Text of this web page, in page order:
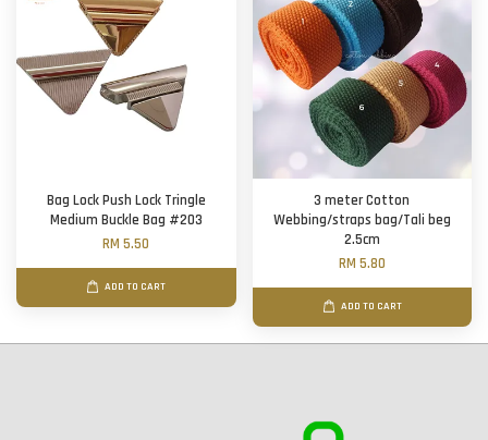
Bag Lock Push Lock Tringle
Medium Buckle Bag #203
RM 5.50
ADD TO CART
3 meter Cotton
Webbing/straps bag/Tali beg
2.5cm
RM 5.80
ADD TO CART